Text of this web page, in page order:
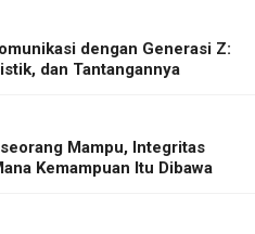
dengan Generasi Z:
dan Tantangannya
Mampu, Integritas
Kemampuan Itu Dibawa